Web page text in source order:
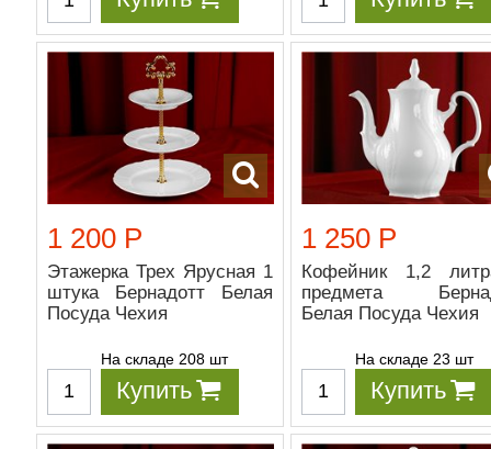
1 200 Р
Этажерка Трех Ярусная 1
штука Бернадотт Белая
Посуда Чехия
На складе 208 шт
Купить
1 250 Р
Кофейник 1,2
предмета
Белая Посуда Чехия
На складе 23 шт
Купить